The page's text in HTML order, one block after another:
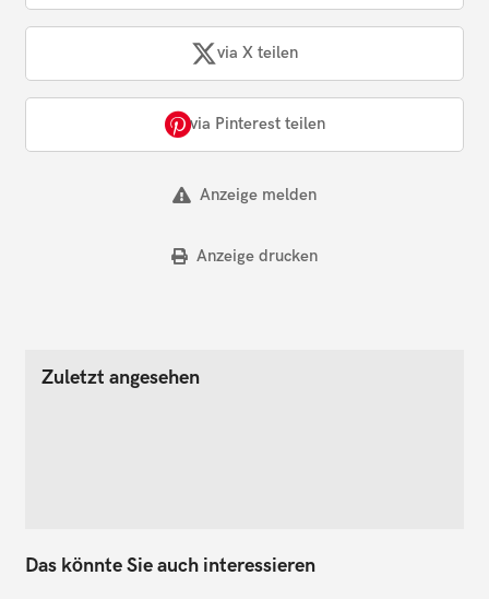
via X teilen
via Pinterest teilen
Anzeige melden
Anzeige drucken
Zuletzt angesehen
Das könnte Sie auch interessieren